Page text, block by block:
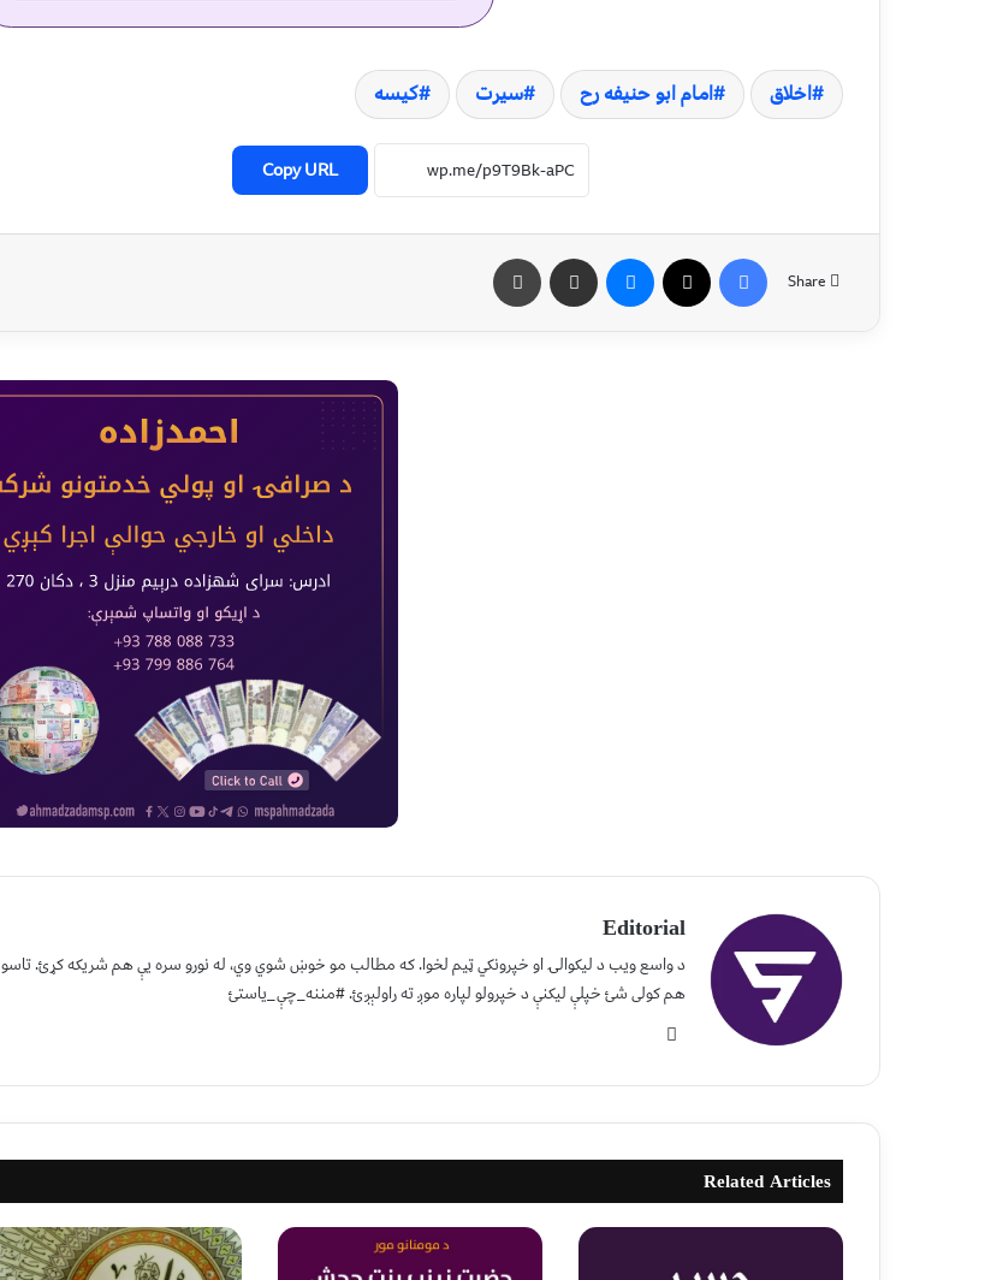
اخلاق امام ابو حنیفه رح سیرت کیسه
Copy URL
Share
Editorial
د واسع ویب د لیکوالۍ او خپرونکي ټیم لخوا. که مطالب مو خوښ شوي وي، له نورو سره یې هم شریکه کړئ. تاسو
هم کولی شئ خپلې لیکنې د خپرولو لپاره موږ ته راولېږئ. #مننه_چې_یاستئ
Related Articles